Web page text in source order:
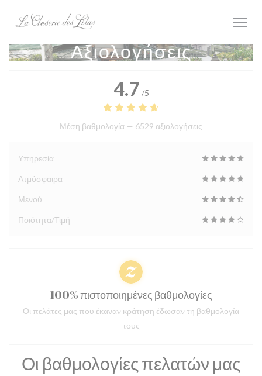
Αξιολογήσεις
Οι βαθμολογίες πελατών μας
4.7 /5
Μέση βαθμολογία — 6529 αξιολογήσεις
Υπηρεσία
Ατμόσφαιρα
Μενού
Ποιότητα/Τιμή
100% πιστοποιημένες βαθμολογίες
Οι πελάτες μας που έκαναν κράτηση έδωσαν τη βαθμολογία
τους